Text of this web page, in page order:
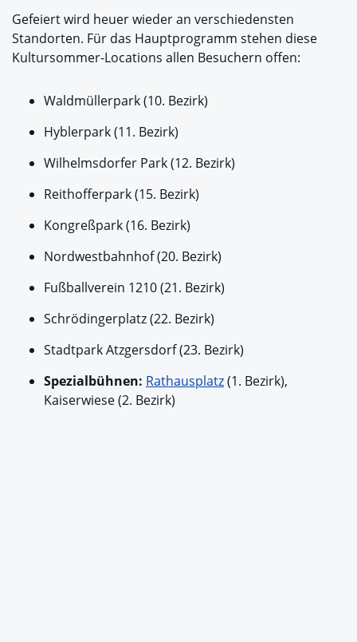
Gefeiert wird heuer wieder an verschiedensten
Standorten. Für das Hauptprogramm stehen diese
Kultursommer-Locations allen Besuchern offen:
Waldmüllerpark (10. Bezirk)
Hyblerpark (11. Bezirk)
Wilhelmsdorfer Park (12. Bezirk)
Reithofferpark (15. Bezirk)
Kongreßpark (16. Bezirk)
Nordwestbahnhof (20. Bezirk)
Fußballverein 1210 (21. Bezirk)
Schrödingerplatz (22. Bezirk)
Stadtpark Atzgersdorf (23. Bezirk)
Spezialbühnen: Rathausplatz(1. Bezirk),
Kaiserwiese (2. Bezirk)